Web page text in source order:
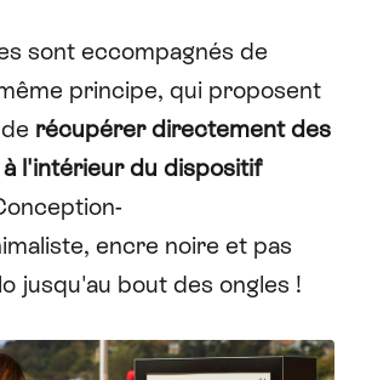
sont eccompagnés de
principe, qui proposent
récupérer directement des
l'intérieur du dispositif
encre noire et pas
jusqu'au bout des ongles !